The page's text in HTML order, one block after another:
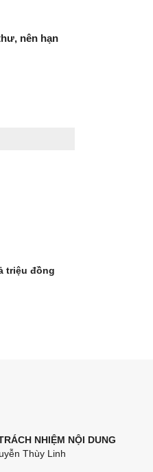
nên hạn
triệu đồng
NHIỆM NỘI DUNG
Thùy Linh